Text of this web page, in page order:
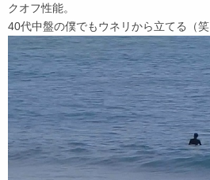
クオフ性能。
40代中盤の僕でもウネリから立てる（笑